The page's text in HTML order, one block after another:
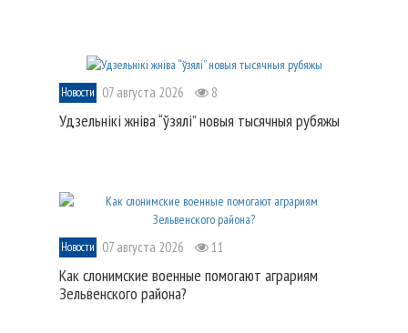
Новости 07 августа 2026 8
Удзельнікі жніва “ўзялі” новыя тысячныя рубяжы
Новости 07 августа 2026 11
Как слонимские военные помогают аграриям
Зельвенского района?